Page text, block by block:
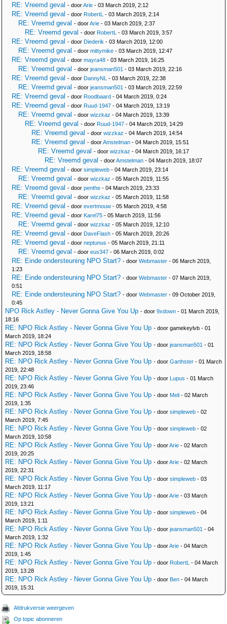
RE: Vreemd geval - doorArie - 03 March 2019, 2:12
RE: Vreemd geval - door RobertL - 03 March 2019, 2:14
RE: Vreemd geval - doorArie - 03 March 2019, 2:37
RE: Vreemd geval - door RobertL - 03 March 2019, 3:57
RE: Vreemd geval - door Diederik - 03 March 2019, 12:00
RE: Vreemd geval - door mittymike - 03 March 2019, 12:47
RE: Vreemd geval - door mayra48 - 03 March 2019, 16:25
RE: Vreemd geval - door jeansman501 - 03 March 2019, 22:16
RE: Vreemd geval - door DannyNL - 03 March 2019, 22:38
RE: Vreemd geval - door jeansman501 - 03 March 2019, 22:59
RE: Vreemd geval - door Roodbaard - 04 March 2019, 0:24
RE: Vreemd geval - door Ruud-1947 - 04 March 2019, 13:19
RE: Vreemd geval - door wizzkaz - 04 March 2019, 13:39
RE: Vreemd geval - door Ruud-1947 - 04 March 2019, 14:29
RE: Vreemd geval - door wizzkaz - 04 March 2019, 14:54
RE: Vreemd geval - doorAmstelman - 04 March 2019, 15:51
RE: Vreemd geval - door wizzkaz - 04 March 2019, 16:17
RE: Vreemd geval - doorAmstelman - 04 March 2019, 18:07
RE: Vreemd geval - door simpleweb - 04 March 2019, 23:14
RE: Vreemd geval - door wizzkaz - 05 March 2019, 11:55
RE: Vreemd geval - door penthe - 04 March 2019, 23:33
RE: Vreemd geval - door wizzkaz - 05 March 2019, 11:58
RE: Vreemd geval - door evertmouw - 05 March 2019, 4:58
RE: Vreemd geval - door Karel75 - 05 March 2019, 11:56
RE: Vreemd geval - door wizzkaz - 05 March 2019, 12:10
RE: Vreemd geval - door DaveFlash - 05 March 2019, 20:26
RE: Vreemd geval - door neptunus - 05 March 2019, 21:11
RE: Vreemd geval - door eus347 - 06 March 2019, 0:02
RE: Einde ondersteuning NPO Start? - door Webmaster - 06 March 2019,
1:23
RE: Einde ondersteuning NPO Start? - door Webmaster - 07 March 2019,
0:51
RE: Einde ondersteuning NPO Start? - door Webmaster - 09 October 2019,
0:45
NPO Rick Astley - Never Gonna Give You Up - door 9xdown - 01 March 2019,
18:16
RE: NPO Rick Astley - Never Gonna Give You Up - door gamekeylvb - 01
March 2019, 18:24
RE: NPO Rick Astley - Never Gonna Give You Up - door jeansman501 - 01
March 2019, 18:58
RE: NPO Rick Astley - Never Gonna Give You Up - door Garthster - 01 March
2019, 22:48
RE: NPO Rick Astley - Never Gonna Give You Up - door Lupus - 01 March
2019, 23:46
RE: NPO Rick Astley - Never Gonna Give You Up - door Meli - 02 March
2019, 1:35
RE: NPO Rick Astley - Never Gonna Give You Up - door simpleweb - 02
March 2019, 7:45
RE: NPO Rick Astley - Never Gonna Give You Up - door simpleweb - 02
March 2019, 10:58
RE: NPO Rick Astley - Never Gonna Give You Up - doorArie - 02 March
2019, 20:25
RE: NPO Rick Astley - Never Gonna Give You Up - doorArie - 02 March
2019, 22:31
RE: NPO Rick Astley - Never Gonna Give You Up - door simpleweb - 03
March 2019, 11:17
RE: NPO Rick Astley - Never Gonna Give You Up - doorArie - 03 March
2019, 13:21
RE: NPO Rick Astley - Never Gonna Give You Up - door simpleweb - 04
March 2019, 1:11
RE: NPO Rick Astley - Never Gonna Give You Up - door jeansman501 - 04
March 2019, 1:32
RE: NPO Rick Astley - Never Gonna Give You Up - doorArie - 04 March
2019, 1:45
RE: NPO Rick Astley - Never Gonna Give You Up - door RobertL - 04 March
2019, 13:28
RE: NPO Rick Astley - Never Gonna Give You Up - door Ben - 04 March
2019, 15:31
Afdrukversie weergeven
Op topic abonneren